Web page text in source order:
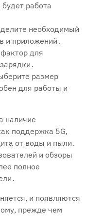
работа
необходимый
и приложений․
для
размер
для работы и
наличие
поддержка 5G,
от воды и пыли․
и обзоры
полное
и появляются
прежде чем